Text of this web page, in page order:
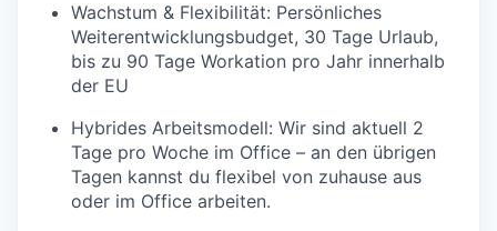
Wachstum & Flexibilität: Persönliches
Weiterentwicklungsbudget, 30 Tage Urlaub,
bis zu 90 Tage Workation pro Jahr innerhalb
der EU
Hybrides Arbeitsmodell: Wir sind aktuell 2
Tage pro Woche im Office – an den übrigen
Tagen kannst du flexibel von zuhause aus
oder im Office arbeiten.